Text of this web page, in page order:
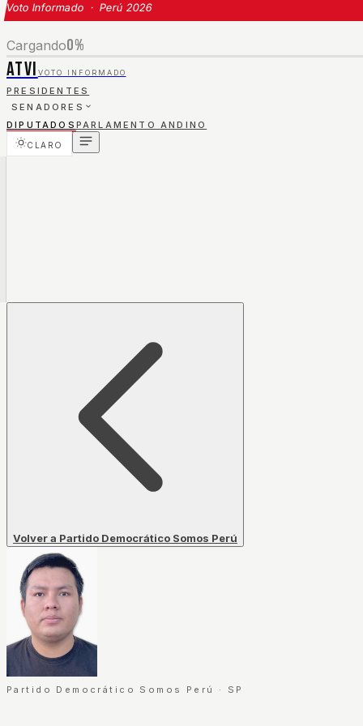
Voto Informado · Perú 2026
Cargando0%
ATVI VOTO INFORMADO
PRESIDENTES
SENADORES
DIPUTADOS PARLAMENTO ANDINO
CLARO
Volver a Partido Democrático Somos Perú
Partido Democrático Somos Perú · SP